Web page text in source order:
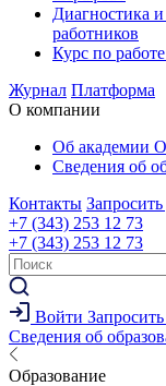
Диагностика
работников
Курс по
Журнал Платформа
О компании
Об академии
Сведения об
Контакты
+7 (343) 253 12 73
+7 (343) 253 12 73
Войти
Сведения об
Образование